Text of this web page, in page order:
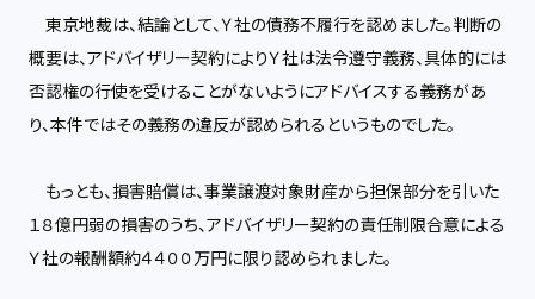
東京地裁は、結論として、Ｙ社の債務不履行を認めました。判断の
概要は、アドバイザリー契約によりＹ社は法令遵守義務、具体的には
否認権の行使を受けることがないようにアドバイスする義務があ
り、本件ではその義務の違反が認められるというものでした。
もっとも、損害賠償は、事業譲渡対象財産から担保部分を引いた
１８億円弱の損害のうち、アドバイザリー契約の責任制限合意による
Ｙ社の報酬額約４４００万円に限り認められました。